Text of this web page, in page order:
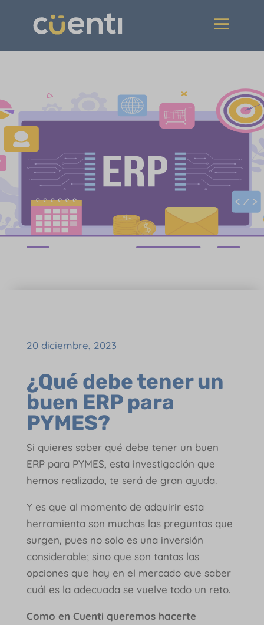
20 diciembre, 2023
¿Qué debe tener un
buen ERP para
PYMES?
Si quieres saber qué debe tener un buen
ERP para PYMES, esta investigación que
hemos realizado, te será de gran ayuda.
Y es que al momento de adquirir esta
herramienta son muchas las preguntas que
surgen, pues no solo es una inversión
considerable; sino que son tantas las
opciones que hay en el mercado que saber
cuál es la adecuada se vuelve todo un reto.
Como en Cuenti queremos hacerte